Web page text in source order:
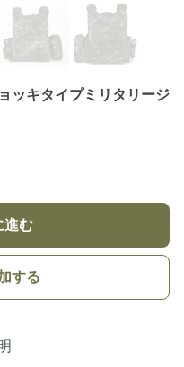
ッキタイプミリタリージ
進む
する